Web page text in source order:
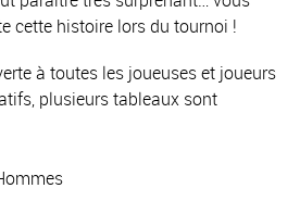
cette histoire lors du tournoi !
à toutes les joueuses et joueurs
plusieurs tableaux sont